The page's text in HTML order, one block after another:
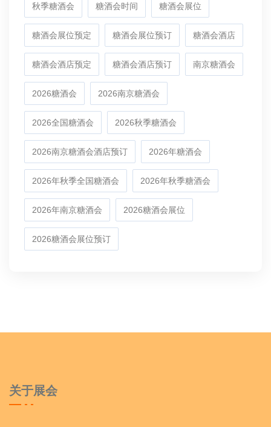
秋季糖酒会 糖酒会时间 糖酒会展位
糖酒会展位预定 糖酒会展位预订 糖酒会酒店
糖酒会酒店预定 糖酒会酒店预订 南京糖酒会
2026糖酒会 2026南京糖酒会
2026全国糖酒会 2026秋季糖酒会
2026南京糖酒会酒店预订 2026年糖酒会
2026年秋季全国糖酒会 2026年秋季糖酒会
2026年南京糖酒会 2026糖酒会展位
2026糖酒会展位预订
关于展会